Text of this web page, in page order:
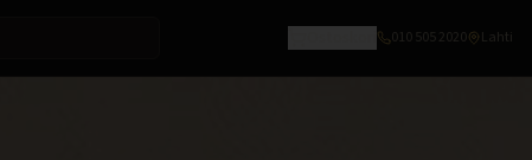
010 505 2020 Lahti